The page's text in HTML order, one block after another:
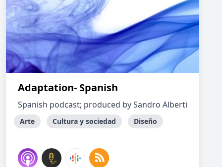
Adaptation- Spanish
Spanish podcast; produced by Sandro Alberti
Arte Cultura y sociedad Diseño